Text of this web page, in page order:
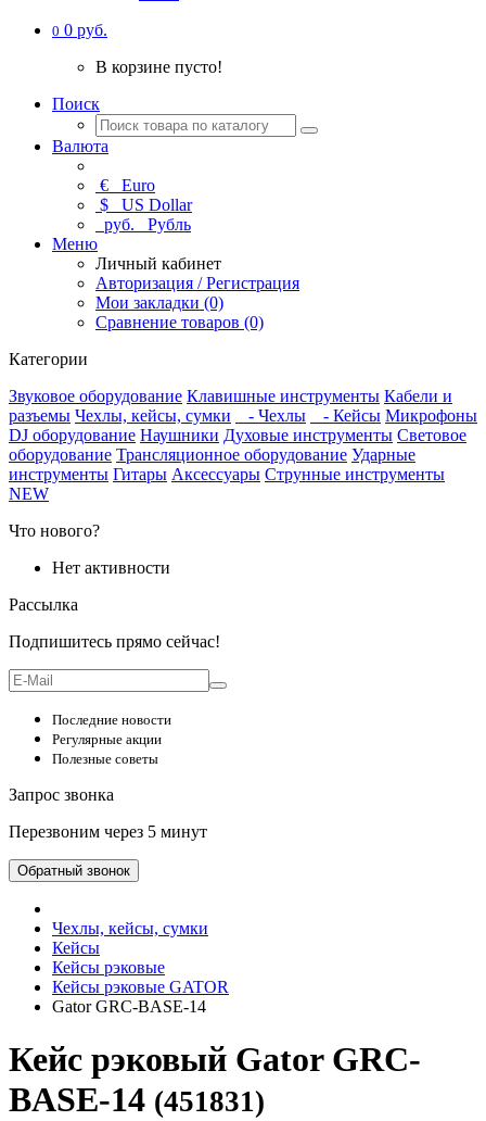
0 0 руб.
В корзине пусто!
Поиск
Валюта
€ Euro
$ US Dollar
руб. Рубль
Меню
Личный кабинет
Авторизация / Регистрация
Мои закладки (0)
Сравнение товаров (0)
Категории
Звуковое оборудование Клавишные инструменты Кабели и
разъемы Чехлы, кейсы, сумки - Чехлы - Кейсы Микрофоны
DJ оборудование Наушники Духовые инструменты Световое
оборудование Трансляционное оборудование Ударные
инструменты Гитары Аксессуары Струнные инструменты
NEW
Что нового?
Нет активности
Рассылка
Подпишитесь прямо сейчас!
Последние новости
Регулярные акции
Полезные советы
Запрос звонка
Перезвоним через 5 минут
Обратный звонок
Чехлы, кейсы, сумки
Кейсы
Кейсы рэковые
Кейсы рэковые GATOR
Gator GRC-BASE-14
Кейс рэковый Gator GRC-
BASE-14 (451831)